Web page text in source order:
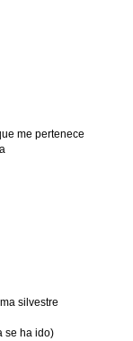
me pertenece
silvestre
se ha ido)